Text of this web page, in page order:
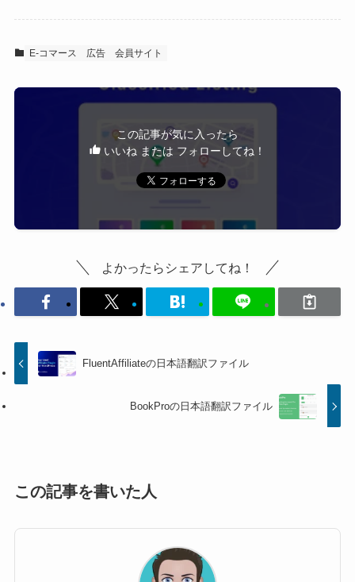
E-コマース 広告 会員サイト
この記事が気に入ったら
いいね または フォローしてね！
よかったらシェアしてね！
FluentAffiliateの日本語翻訳ファイル
BookProの日本語翻訳ファイル
この記事を書いた人